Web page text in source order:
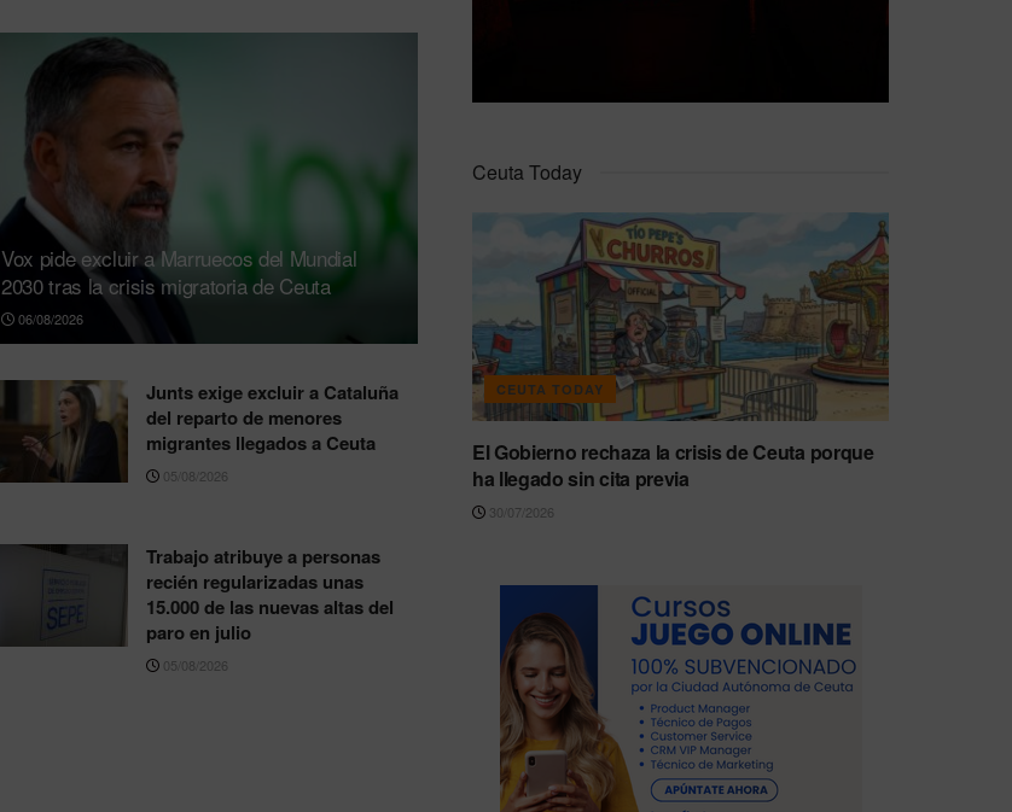
Vox pide excluir a Marruecos del Mundial
2030 tras la crisis migratoria de Ceuta
06/08/2026
Junts exige excluir a Cataluña
del reparto de menores
migrantes llegados a Ceuta
05/08/2026
Trabajo atribuye a personas
recién regularizadas unas
15.000 de las nuevas altas del
paro en julio
05/08/2026
Ceuta Today
CEUTA TODAY
El Gobierno rechaza la crisis de Ceuta porque
ha llegado sin cita previa
30/07/2026